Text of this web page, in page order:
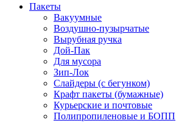
Пакеты
Вакуумные
Воздушно-пузырчатые
Вырубная ручка
Дой-Пак
Для мусора
Зип-Лок
Слайдеры (с бегунком)
Крафт пакеты (бумажные)
Курьерские и почтовые
Полипропиленовые и БОПП